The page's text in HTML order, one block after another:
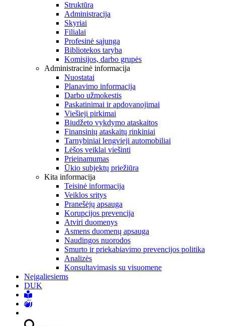
Struktūra
Administracija
Skyriai
Filialai
Profesinė sąjunga
Bibliotekos taryba
Komisijos, darbo grupės
Administracinė informacija
Nuostatai
Planavimo informacija
Darbo užmokestis
Paskatinimai ir apdovanojimai
Viešieji pirkimai
Biudžeto vykdymo ataskaitos
Finansinių ataskaitų rinkiniai
Tarnybiniai lengvieji automobiliai
Lėšos veiklai viešinti
Prieinamumas
Ūkio subjektų priežiūra
Kita informacija
Teisinė informacija
Veiklos sritys
Pranešėjų apsauga
Korupcijos prevencija
Atviri duomenys
Asmens duomenų apsauga
Naudingos nuorodos
Smurto ir priekabiavimo prevencijos politika
Analizės
Konsultavimasis su visuomene
Neįgaliesiems
DUK